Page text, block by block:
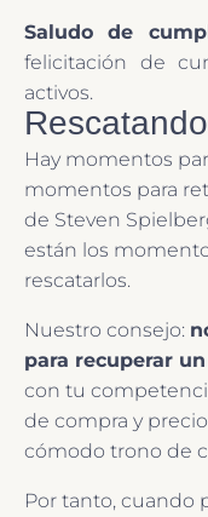
Saludo de
felicitación de
activos.
Hay momentos
momentos para
de Steven
están los
rescatarlos.
Nuestro consejo:
para recuperar
con tu
de compra y
cómodo trono de
Por tanto, cuando